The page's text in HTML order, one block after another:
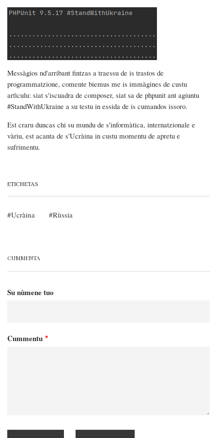
Messàgios nd'arribant fintzas a traessu de is trastos de
programmatzione, comente biemus me is immàgines de custu
artìculu: siat s'iscuadra de composer, siat sa de phpunit ant agiuntu
#StandWithUkraine a su testu in essida de is cumandos issoro.
Est craru duncas chi su mundu de s'informàtica, internatzionale e
vàriu, est acanta de s'Ucràina in custu momentu de apretu e
sufrimentu.
ETICHETAS
Ucràina Rùssia
CUMMENTA
Su nùmene tuo
Cummentu